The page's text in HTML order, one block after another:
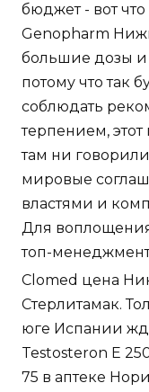
бюджет - вот
Genopharm
большие дозы
потому что так
соблюдать
терпением,
там ни
мировые
властями и
Для
топ-
Clomed цена
Стерлитамак.
юге Испании
Testosteron E
75 в аптеке